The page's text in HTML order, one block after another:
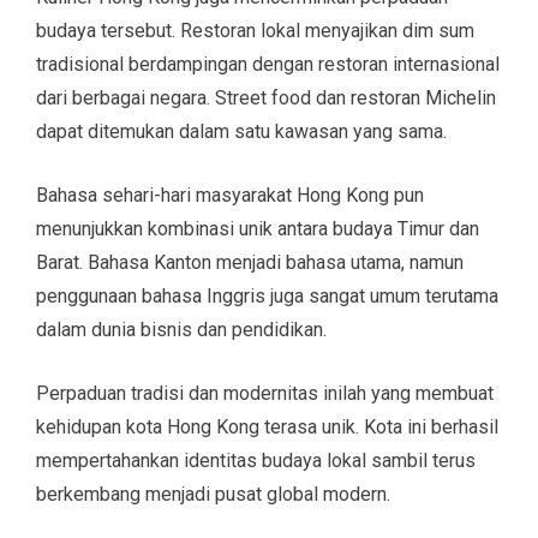
budaya tersebut. Restoran lokal menyajikan dim sum
tradisional berdampingan dengan restoran internasional
dari berbagai negara. Street food dan restoran Michelin
dapat ditemukan dalam satu kawasan yang sama.
Bahasa sehari-hari masyarakat Hong Kong pun
menunjukkan kombinasi unik antara budaya Timur dan
Barat. Bahasa Kanton menjadi bahasa utama, namun
penggunaan bahasa Inggris juga sangat umum terutama
dalam dunia bisnis dan pendidikan.
Perpaduan tradisi dan modernitas inilah yang membuat
kehidupan kota Hong Kong terasa unik. Kota ini berhasil
mempertahankan identitas budaya lokal sambil terus
berkembang menjadi pusat global modern.